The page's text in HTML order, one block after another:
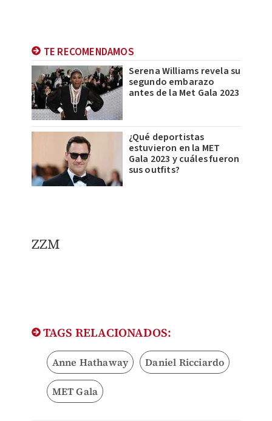
TE RECOMENDAMOS
Serena Williams revela su
segundo embarazo
antes de la Met Gala 2023
¿Qué deportistas
estuvieron en la MET
Gala 2023 y cuáles fueron
sus outfits?
ZZM
TAGS RELACIONADOS:
Anne Hathaway Daniel Ricciardo
MET Gala